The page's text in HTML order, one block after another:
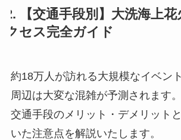
2. 【交通手段別】大洗海上
クセス完全ガイド
約18万人が訪れる大規模なイベン
周辺は大変な混雑が予測されます
交通手段のメリット・デメリット
いた注意点を解説いたします。